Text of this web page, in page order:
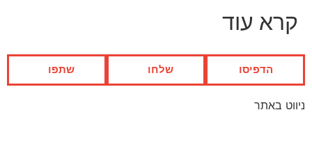
קרא עוד
הדפיסו שלחו שתפו
ניווט באתר